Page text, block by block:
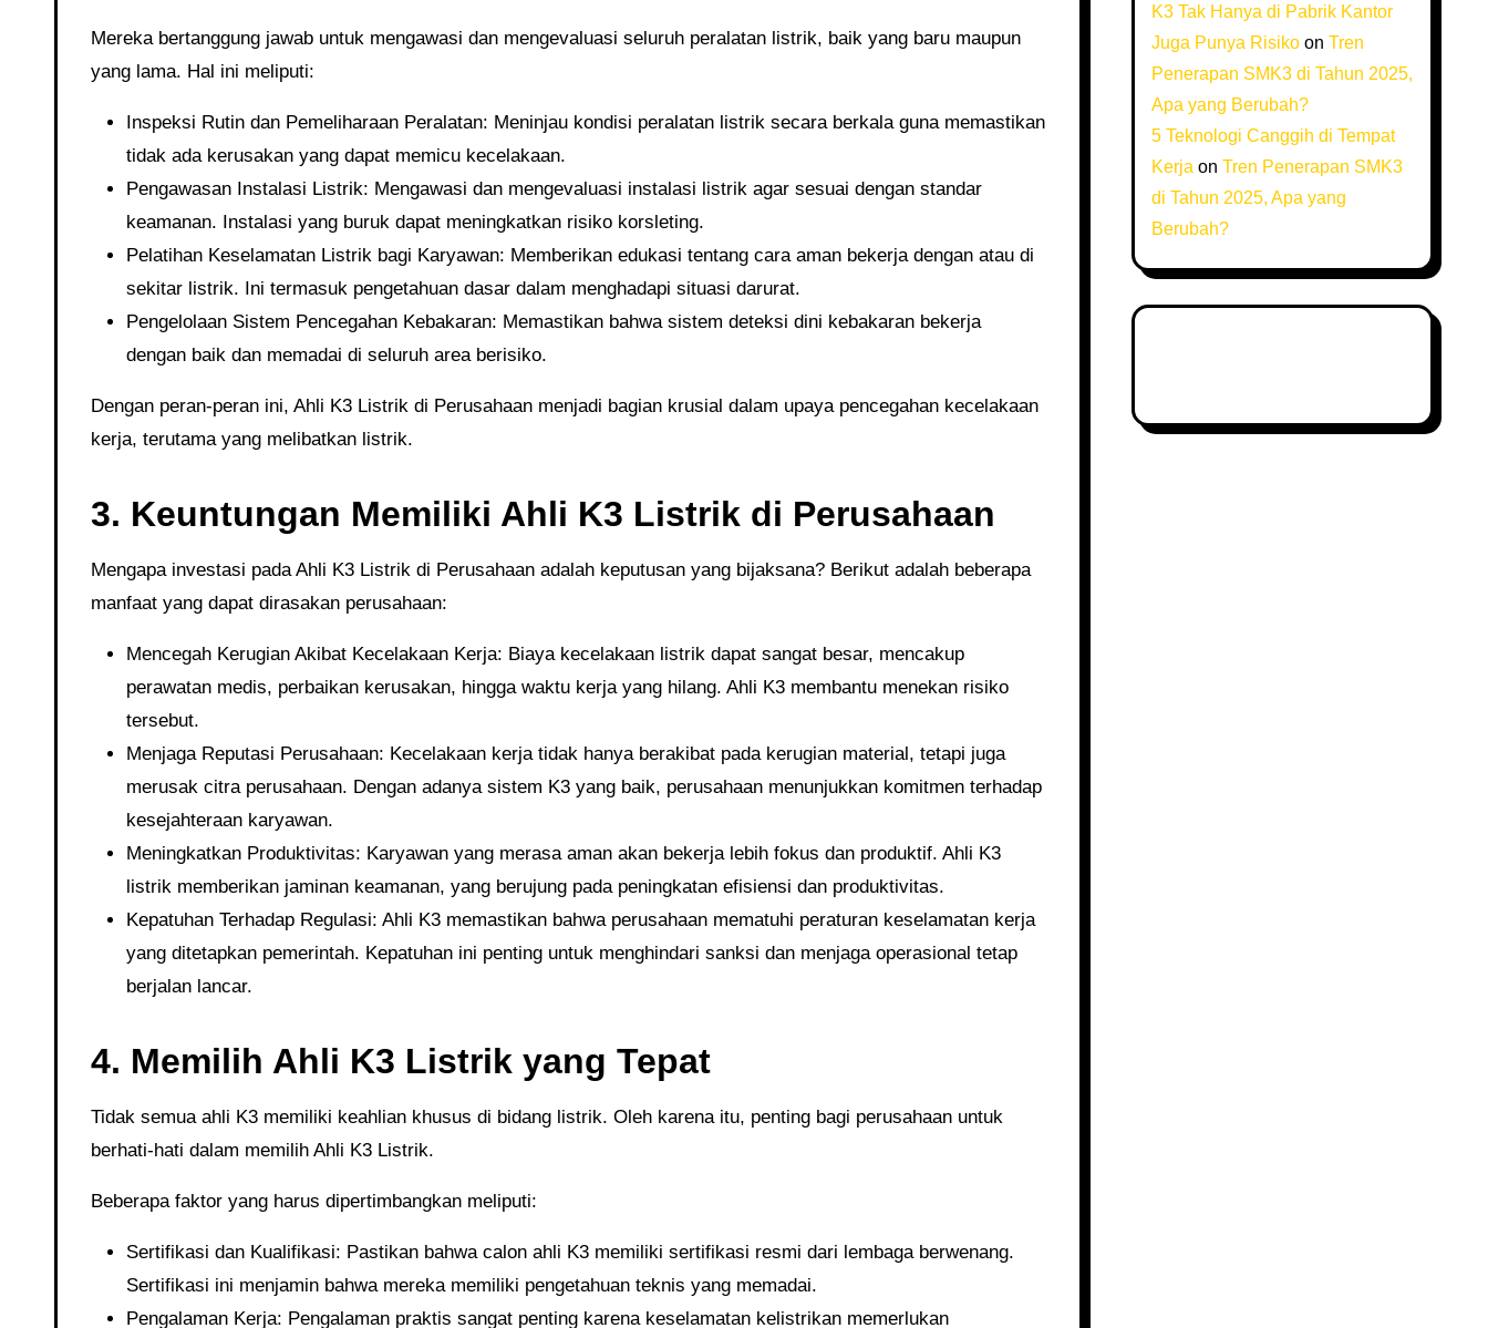
Mereka bertanggung jawab untuk mengawasi dan mengevaluasi seluruh peralatan listrik, baik yang baru maupun
yang lama. Hal ini meliputi:
Inspeksi Rutin dan Pemeliharaan Peralatan: Meninjau kondisi peralatan listrik secara berkala guna memastikan
tidak ada kerusakan yang dapat memicu kecelakaan.
Pengawasan Instalasi Listrik: Mengawasi dan mengevaluasi instalasi listrik agar sesuai dengan standar
keamanan. Instalasi yang buruk dapat meningkatkan risiko korsleting.
Pelatihan Keselamatan Listrik bagi Karyawan: Memberikan edukasi tentang cara aman bekerja dengan atau di
sekitar listrik. Ini termasuk pengetahuan dasar dalam menghadapi situasi darurat.
Pengelolaan Sistem Pencegahan Kebakaran: Memastikan bahwa sistem deteksi dini kebakaran bekerja
dengan baik dan memadai di seluruh area berisiko.
Dengan peran-peran ini, Ahli K3 Listrik di Perusahaan menjadi bagian krusial dalam upaya pencegahan kecelakaan
kerja, terutama yang melibatkan listrik.
3. Keuntungan Memiliki Ahli K3 Listrik di Perusahaan
Mengapa investasi pada Ahli K3 Listrik di Perusahaan adalah keputusan yang bijaksana? Berikut adalah beberapa
manfaat yang dapat dirasakan perusahaan:
Mencegah Kerugian Akibat Kecelakaan Kerja: Biaya kecelakaan listrik dapat sangat besar, mencakup
perawatan medis, perbaikan kerusakan, hingga waktu kerja yang hilang. Ahli K3 membantu menekan risiko
tersebut.
Menjaga Reputasi Perusahaan: Kecelakaan kerja tidak hanya berakibat pada kerugian material, tetapi juga
merusak citra perusahaan. Dengan adanya sistem K3 yang baik, perusahaan menunjukkan komitmen terhadap
kesejahteraan karyawan.
Meningkatkan Produktivitas: Karyawan yang merasa aman akan bekerja lebih fokus dan produktif. Ahli K3
listrik memberikan jaminan keamanan, yang berujung pada peningkatan efisiensi dan produktivitas.
Kepatuhan Terhadap Regulasi: Ahli K3 memastikan bahwa perusahaan mematuhi peraturan keselamatan kerja
yang ditetapkan pemerintah. Kepatuhan ini penting untuk menghindari sanksi dan menjaga operasional tetap
berjalan lancar.
4. Memilih Ahli K3 Listrik yang Tepat
Tidak semua ahli K3 memiliki keahlian khusus di bidang listrik. Oleh karena itu, penting bagi perusahaan untuk
berhati-hati dalam memilih Ahli K3 Listrik.
Beberapa faktor yang harus dipertimbangkan meliputi:
Sertifikasi dan Kualifikasi: Pastikan bahwa calon ahli K3 memiliki sertifikasi resmi dari lembaga berwenang.
Sertifikasi ini menjamin bahwa mereka memiliki pengetahuan teknis yang memadai.
Pengalaman Kerja: Pengalaman praktis sangat penting karena keselamatan kelistrikan memerlukan
K3 Tak Hanya di Pabrik Kantor
Juga Punya Risikoon Tren
Penerapan SMK3 di Tahun 2025,
Apa yang Berubah?
5 Teknologi Canggih di Tempat
Kerja on Tren Penerapan SMK3
di Tahun 2025, Apa yang
Berubah?